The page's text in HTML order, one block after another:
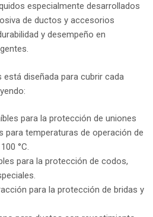
especialmente desarrollados
de ductos y accesorios
y desempeño en
diseñada para cubrir cada
para la protección de uniones
para temperaturas de operación de
°C.
para la protección de codos,
para la protección de bridas y